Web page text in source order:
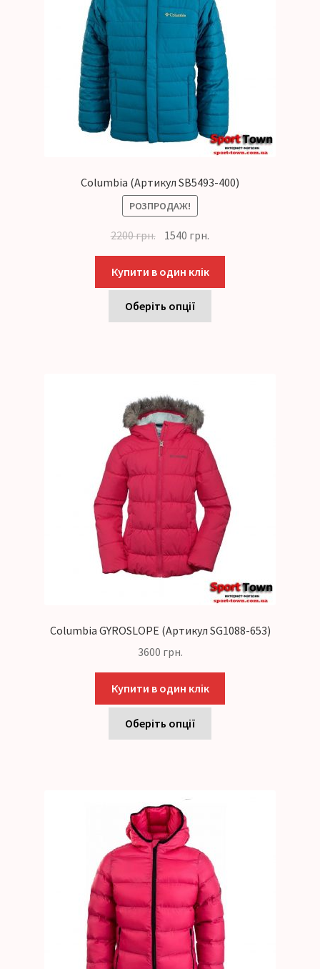
Columbia (Артикул SB5493-400)
РОЗПРОДАЖ!
2200грн. 1540 грн.
Купити в один клік
Оберіть опції
Columbia GYROSLOPE (Артикул SG1088-653)
3600 грн.
Купити в один клік
Оберіть опції